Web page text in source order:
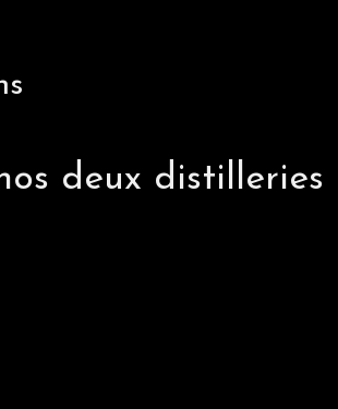
deux distilleries